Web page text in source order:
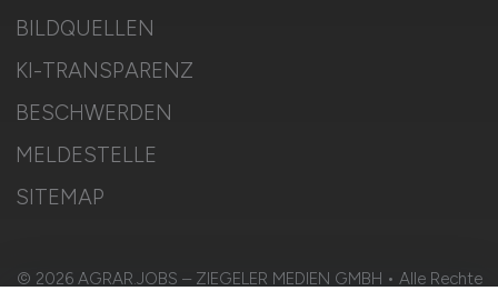
BILDQUELLEN
KI-TRANSPARENZ
BESCHWERDEN
MELDESTELLE
SITEMAP
© 2026 AGRAR.JOBS – ZIEGELER MEDIEN GMBH • Alle Rechte